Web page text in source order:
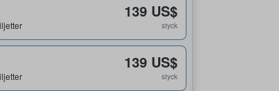
139 US$
styck
139 US$
styck